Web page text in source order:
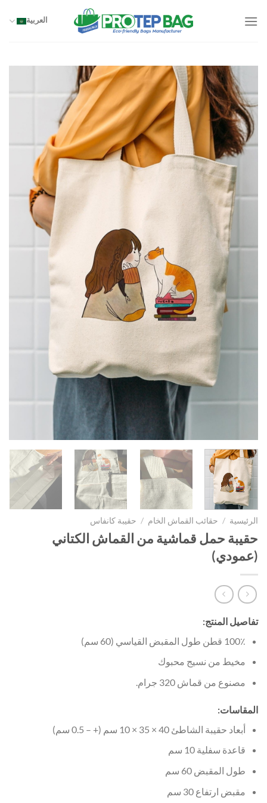
للمحتوى
العربية
الرئيسية / حقائب القماش الخام / حقيبة كانفاس
حقيبة حمل قماشية من القماش الكتاني
(عمودي)
تفاصيل المنتج:
100٪ قطن طول المقبض القياسي (60 سم)
مخيط من نسيج محبوك
مصنوع من قماش 320 جرام.
المقاسات:
أبعاد حقيبة الشاطئ 40 × 35 × 10 سم (+ – 0.5 سم)
قاعدة سفلية 10 سم
طول المقبض 60 سم
مقبض ارتفاع 30 سم